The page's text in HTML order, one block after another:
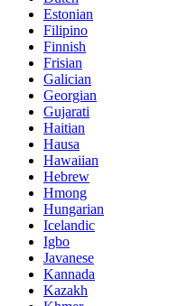
Estonian
Filipino
Finnish
Frisian
Galician
Georgian
Gujarati
Haitian
Hausa
Hawaiian
Hebrew
Hmong
Hungarian
Icelandic
Igbo
Javanese
Kannada
Kazakh